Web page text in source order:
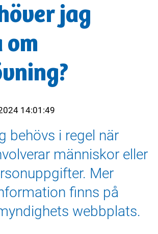
jag
om
14:01:49
behövs i regel när
människor eller
Mer
finns på
webbplats.